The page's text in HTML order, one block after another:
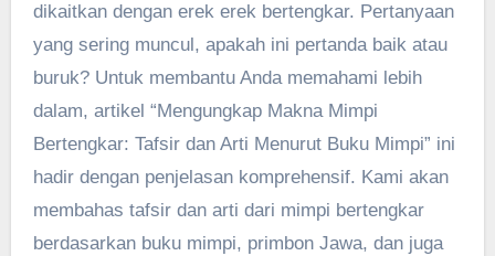
dikaitkan dengan erek erek bertengkar. Pertanyaan
yang sering muncul, apakah ini pertanda baik atau
buruk? Untuk membantu Anda memahami lebih
dalam, artikel “Mengungkap Makna Mimpi
Bertengkar: Tafsir dan Arti Menurut Buku Mimpi” ini
hadir dengan penjelasan komprehensif. Kami akan
membahas tafsir dan arti dari mimpi bertengkar
berdasarkan buku mimpi, primbon Jawa, dan juga